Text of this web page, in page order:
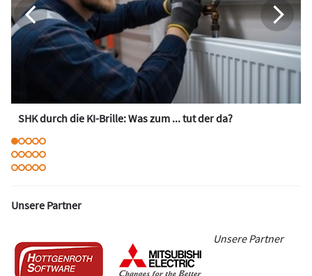
SHK durch die KI-Brille: Was zum ... tut der da?
Unsere Partner
Unsere Partner